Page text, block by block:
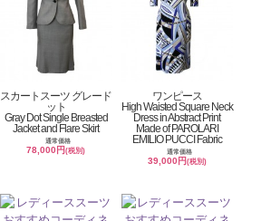
スカートスーツ グレード
ット
Gray Dot Single Breasted
Jacket and Flare Skirt
通常価格
78,000円(税別)
ワンピース
High Waisted Square Neck
Dress in Abstract Print
Made of PAROLARI
EMILIO PUCCI Fabric
通常価格
39,000円 (税別)